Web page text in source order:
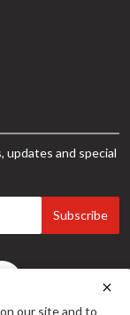
updates and special
Subscribe
our site and to